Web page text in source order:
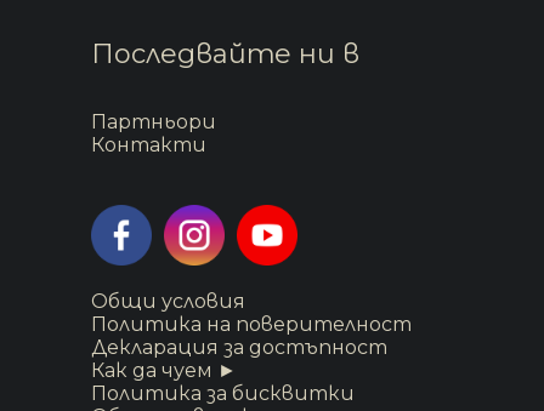
Последвайте ни в
Партньори
Контакти
Общи условия
Политика на поверителност
Декларация за достъпност
Как да чуем ►
Политика за бисквитки